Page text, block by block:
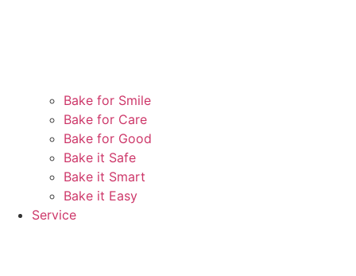
Bake for Smile
Bake for Care
Bake for Good
Bake it Safe
Bake it Smart
Bake it Easy
Service